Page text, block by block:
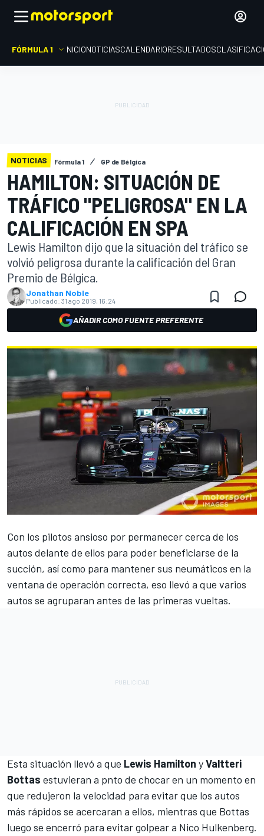
FÓRMULA 1 INICIONOTICIASCALENDARIORESULTADOS
NOTICIAS Fórmula 1 GP de Bélgica
HAMILTON: SITUACIÓN DE
TRÁFICO "PELIGROSA" EN LA
CALIFICACIÓN EN SPA
Lewis Hamilton dijo que la situación del tráfico se
volvió peligrosa durante la calificación del Gran
Premio de Bélgica.
Jonathan Noble
Publicado: 31 ago 2019, 16:24
AÑADIR COMO FUENTE PREFERENTE
Con los pilotos ansioso por permanecer cerca de los
autos delante de ellos para poder beneficiarse de la
succión, así como para mantener sus neumáticos en la
ventana de operación correcta, eso llevó a que varios
autos se agruparan antes de las primeras vueltas.
Esta situación llevó a que Lewis Hamilton yValtteri
Bottas estuvieran a pnto de chocar en un momento en
que redujeron la velocidad para evitar que los autos
más rápidos se acercaran a ellos, mientras que Bottas
luego se encerró para evitar golpear a Nico Hulkenberg.